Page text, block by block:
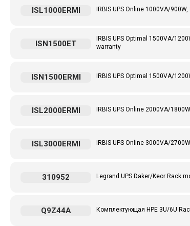
IRBIS UPS Online 1000VA/
ISL1000ERMI
IRBIS UPS Optimal 1500VA/
warranty
ISN1500ET
IRBIS UPS Optimal 1500VA/
ISN1500ERMI
IRBIS UPS Online 2000VA/
ISL2000ERMI
IRBIS UPS Online 3000VA/
ISL3000ERMI
Legrand UPS Daker/Keor Rack
310952
Комплектующая HPE 3U/6U
Q9Z44A